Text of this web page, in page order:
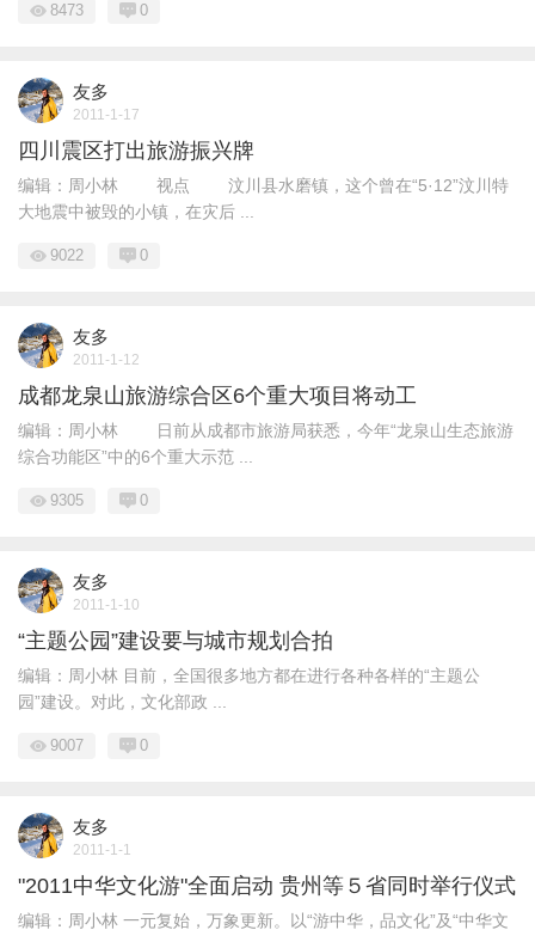
8473 0
友多
2011-1-17
四川震区打出旅游振兴牌
编辑：周小林 视点 汶川县水磨镇，这个曾在“5·12”汶川特
大地震中被毁的小镇，在灾后 ...
9022 0
友多
2011-1-12
成都龙泉山旅游综合区6个重大项目将动工
编辑：周小林 日前从成都市旅游局获悉，今年“龙泉山生态旅游
综合功能区”中的6个重大示范 ...
9305 0
友多
2011-1-10
“主题公园”建设要与城市规划合拍
编辑：周小林 目前，全国很多地方都在进行各种各样的“主题公
园”建设。对此，文化部政 ...
9007 0
友多
2011-1-1
"2011中华文化游"全面启动 贵州等５省同时举行仪式
编辑：周小林 一元复始，万象更新。以“游中华，品文化”及“中华文